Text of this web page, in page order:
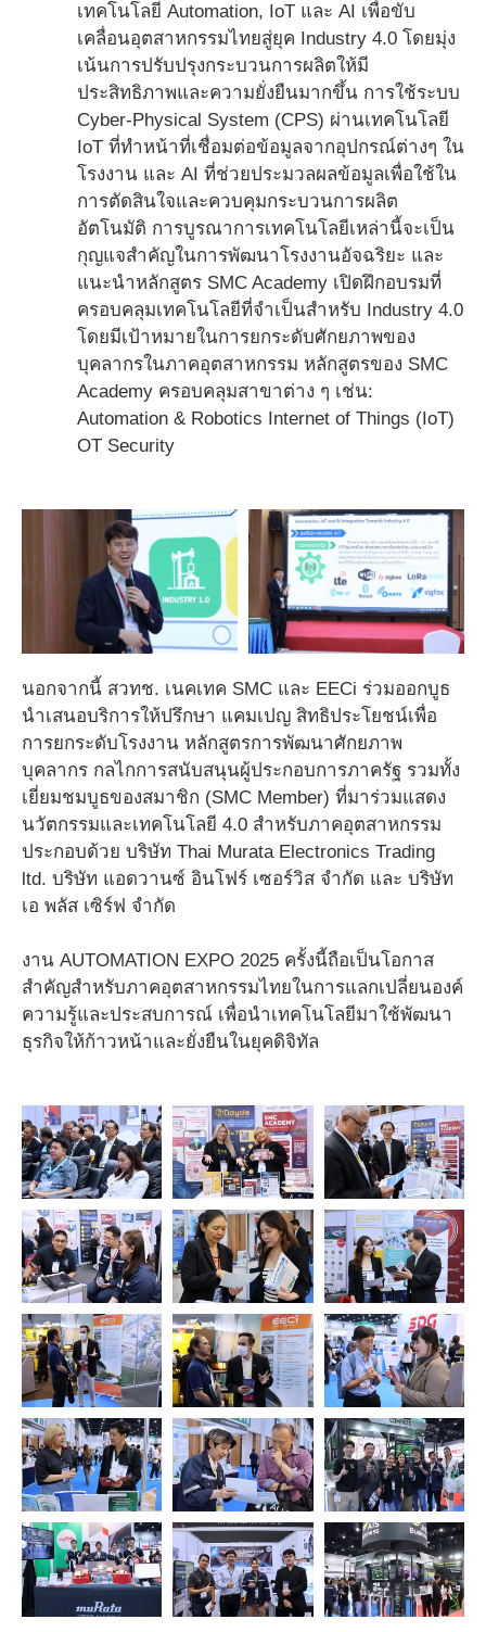
เทคโนโลยี Automation, IoT และ AI เพื่อขับ
เคลื่อนอุตสาหกรรมไทยสู่ยุค Industry 4.0 โดยมุ่ง
เน้นการปรับปรุงกระบวนการผลิตให้มี
ประสิทธิภาพและความยั่งยืนมากขึ้น การใช้ระบบ
Cyber-Physical System (CPS) ผ่านเทคโนโลยี
IoT ที่ทำหน้าที่เชื่อมต่อข้อมูลจากอุปกรณ์ต่างๆ ใน
โรงงาน และ AI ที่ช่วยประมวลผลข้อมูลเพื่อใช้ใน
การตัดสินใจและควบคุมกระบวนการผลิต
อัตโนมัติ การบูรณาการเทคโนโลยีเหล่านี้จะเป็น
กุญแจสำคัญในการพัฒนาโรงงานอัจฉริยะ และ
แนะนำหลักสูตร SMC Academy เปิดฝึกอบรมที่
ครอบคลุมเทคโนโลยีที่จำเป็นสำหรับ Industry 4.0
โดยมีเป้าหมายในการยกระดับศักยภาพของ
บุคลากรในภาคอุตสาหกรรม หลักสูตรของ SMC
Academy ครอบคลุมสาขาต่าง ๆ เช่น:
Automation & Robotics Internet of Things (IoT)
OT Security
นอกจากนี้ สวทช. เนคเทค SMC และ EECi ร่วมออกบูธ
นำเสนอบริการให้ปรึกษา แคมเปญ สิทธิประโยชน์เพื่อ
การยกระดับโรงงาน หลักสูตรการพัฒนาศักยภาพ
บุคลากร กลไกการสนับสนุนผู้ประกอบการภาครัฐ รวมทั้ง
เยี่ยมชมบูธของสมาชิก (SMC Member) ที่มาร่วมแสดง
นวัตกรรมและเทคโนโลยี 4.0 สำหรับภาคอุตสาหกรรม
ประกอบด้วย บริษัท Thai Murata Electronics Trading
ltd. บริษัท แอดวานซ์ อินโฟร์ เซอร์วิส จำกัด และ บริษัท
เอ พลัส เซิร์ฟ จำกัด
งาน AUTOMATION EXPO 2025 ครั้งนี้ถือเป็นโอกาส
สำคัญสำหรับภาคอุตสาหกรรมไทยในการแลกเปลี่ยนองค์
ความรู้และประสบการณ์ เพื่อนำเทคโนโลยีมาใช้พัฒนา
ธุรกิจให้ก้าวหน้าและยั่งยืนในยุคดิจิทัล